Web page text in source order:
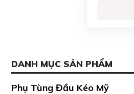
DANH MỤC SẢN PHẨM
Phụ Tùng Đầu Kéo Mỹ